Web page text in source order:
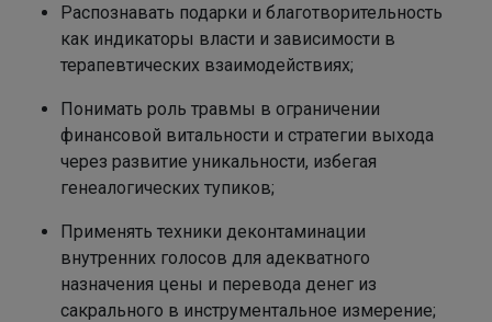
Распознавать подарки и благотворительность
как индикаторы власти и зависимости в
терапевтических взаимодействиях;
Понимать роль травмы в ограничении
финансовой витальности и стратегии выхода
через развитие уникальности, избегая
генеалогических тупиков;
Применять техники деконтаминации
внутренних голосов для адекватного
назначения цены и перевода денег из
сакрального в инструментальное измерение;